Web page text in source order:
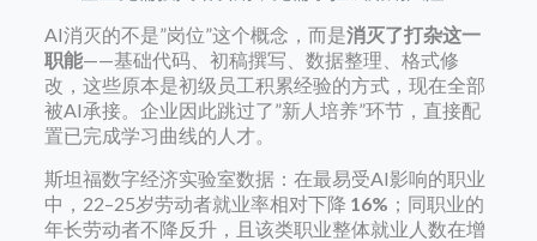
AI消灭的不是”岗位”这个概念，而是消灭了打杂这一
职能——基础代码、初稿撰写、数据整理、格式修
改，这些原本是初级员工积累经验的方式，现在全部
被AI承接。企业因此跳过了”新人培养”环节，直接配
置已完成学习曲线的人才。
斯坦福数字经济实验室数据：在最易受AI影响的职业
中，22–25岁劳动者就业率相对下降 16% ；同职业的
年长劳动者不降反升，且该类职业整体就业人数在增